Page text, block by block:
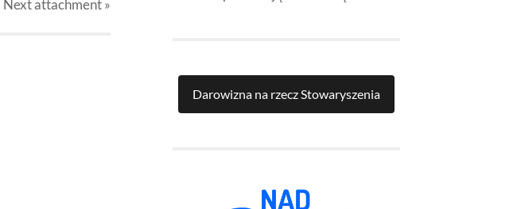
Nextattachment»
Darowizna na rzecz Stowaryszenia